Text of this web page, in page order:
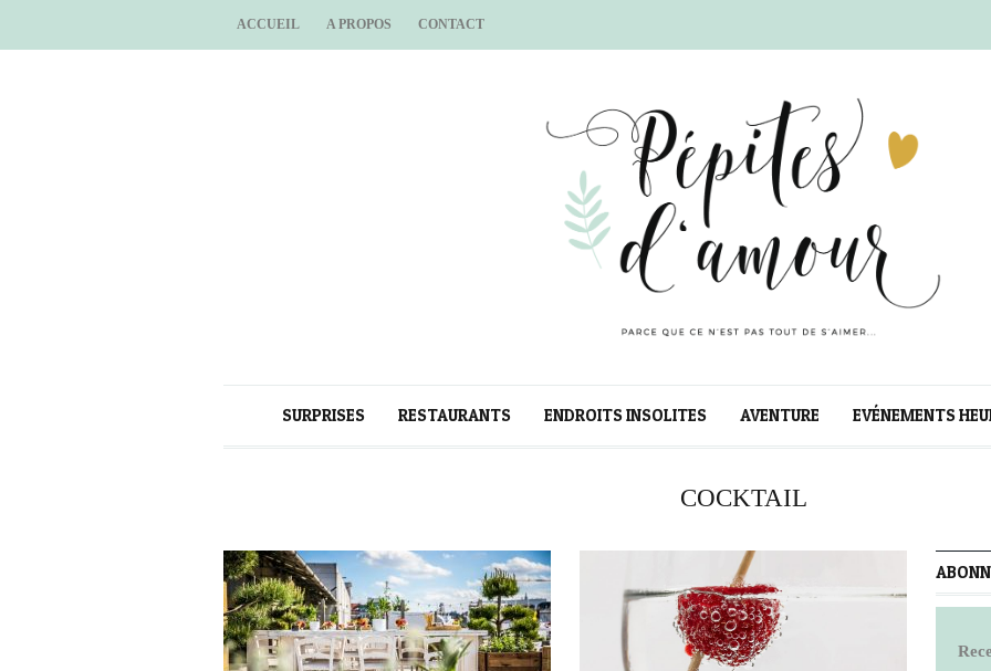
ACCUEIL A PROPOS CONTACT
SURPRISES RESTAURANTS ENDROITS INSOLITES AVENTURE EVÉNEMENTS
COCKTAIL